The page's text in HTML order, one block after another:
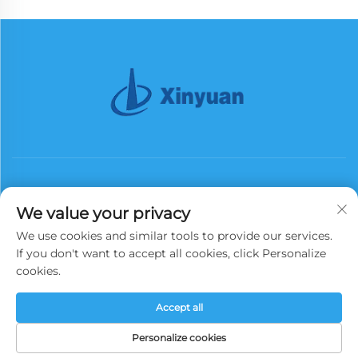
Абонирай се
Всички права запазени. Copyright © 2025 China Xinyuan Iron Tower
Политика за поверителност
We value your privacy
We use cookies and similar tools to provide our services.
If you don't want to accept all cookies, click Personalize
cookies.
Personalize cookies
Accept all